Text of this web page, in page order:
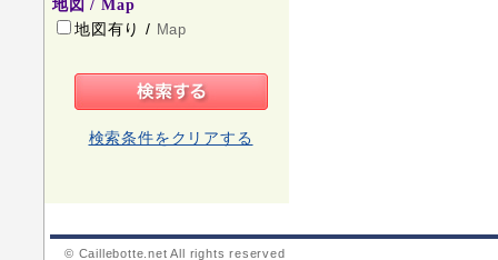
地図 / Map
地図有り / Map
検索条件をクリアする
© Caillebotte.net All rights reserved